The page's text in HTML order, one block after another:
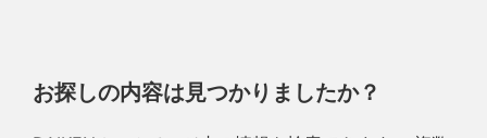
お探しの内容は見つかりましたか？